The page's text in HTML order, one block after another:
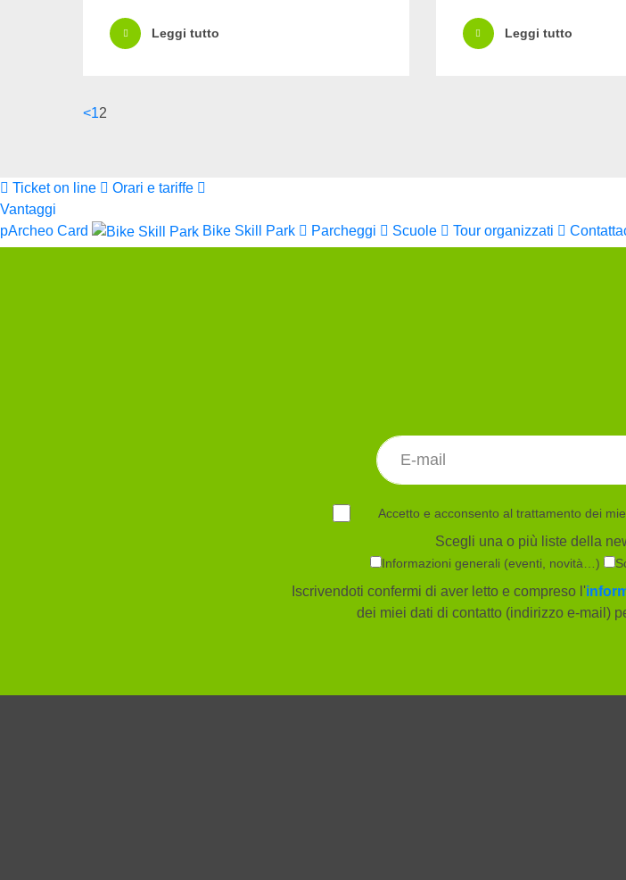
Leggi tutto Leggi tutto
<12
Ticket on line
Orari e tariffe
Vantaggi
pArcheo Card
Bike Skill Park Parcheggi Scuole Tour organizzati
Accetto e acconsento al trattamento dei
Scegli una o più liste della
Informazioni generali (eventi, novità…)
Iscrivendoti confermi di aver letto e compreso l'
dei miei dati di contatto (indirizzo e-mail)